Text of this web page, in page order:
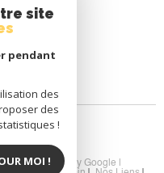
powered by Google |
site
pendant
des
des
!
MOI !